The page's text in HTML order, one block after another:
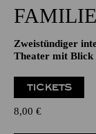
14:00
Zweistündiger
Theater mit Blick